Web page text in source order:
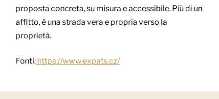
proposta concreta, su misura e accessibile. Più di un
affitto, è una strada vera e propria verso la
proprietà.
Fonti: https://www.expats.cz/